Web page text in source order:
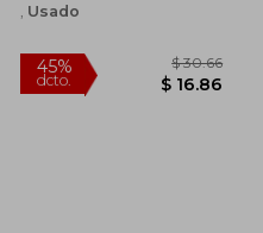
Usado